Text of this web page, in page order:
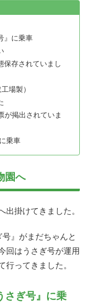
』に乗車
保存されていまし
場製）
が掲出されていま
乗車
園へ
出掛けてきました。
』がまだちゃんと
回はうさぎ号が運用
行ってきました。
さぎ号』に乗